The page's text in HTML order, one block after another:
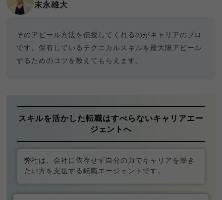
末永雄大
そのアピール方法を伝授してくれるのがキャリアのプロ
です。保有しているテクニカルスキルを最大限アピール
するためのコツを教えてもらえます。
スキルを活かした転職はすべらないキャリアエー
ジェントへ
弊社は、会社に依存せず自分の力でキャリアを築き
たい方を支援する転職エージェントです。